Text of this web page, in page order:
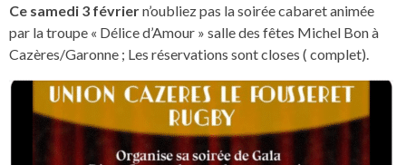
Ce samedi 3 févriern’oubliez pas la soirée cabaret animée
par la troupe « Délice d’Amour » salle des fêtes Michel Bon à
Cazères/Garonne ; Les réservations sont closes ( complet).